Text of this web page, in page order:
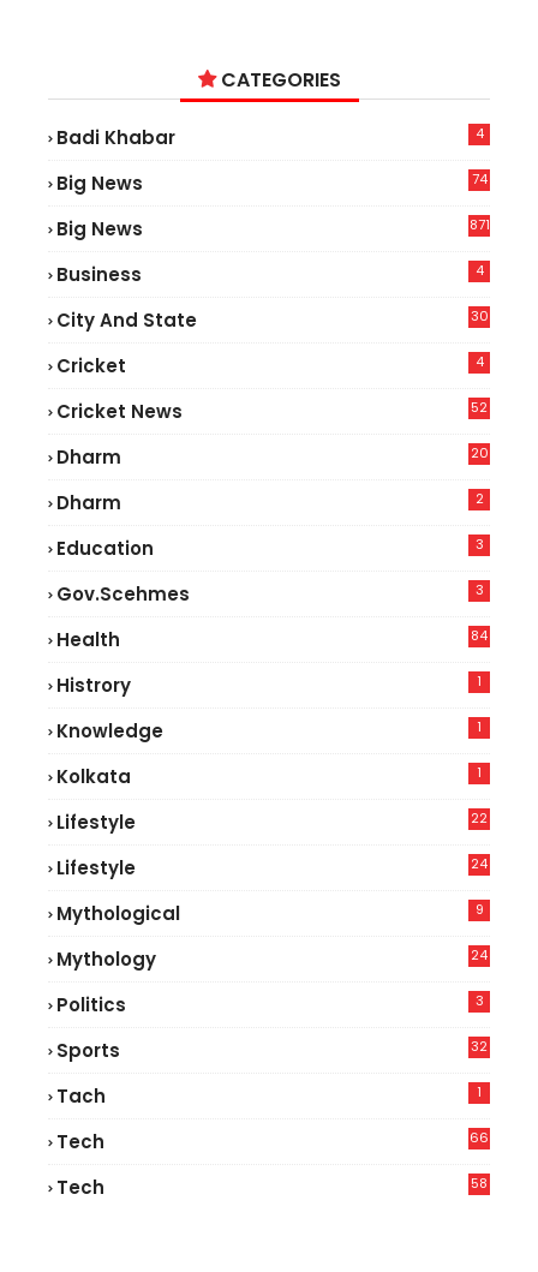
CATEGORIES
Badi Khabar 4
Big News
74
Big News 871
Business 4
City And State 30
Cricket 4
Cricket News
52
Dharm 20
Dharm 2
Education 3
Gov.scehmes 3
Health
84
Histrory 1
Knowledge 1
Kolkata 1
Lifestyle
22
Lifestyle
24
Mythological 9
Mythology 24
Politics 3
Sports 32
Tach 1
Tech
66
Tech
58